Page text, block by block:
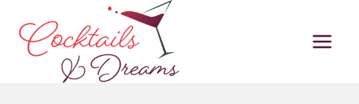
Inhalt
springen